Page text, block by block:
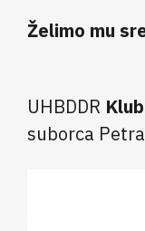
Želimo mu
UHBDDR
suborca